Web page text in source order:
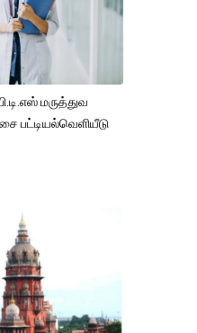
மருத்துவ
பட்டியல்வெளியீடு